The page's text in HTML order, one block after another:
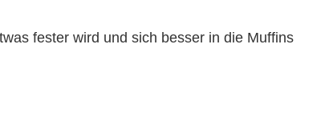
fester wird und sich besser in die Muffins